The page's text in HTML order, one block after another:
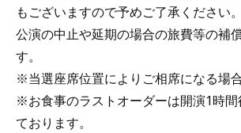
もございますので予めご了承ください。
公演の中止や延期の場合の旅費等の補
す。
※当選座席位置によりご相席になる場合
※お食事のラストオーダーは開演1時間
ております。